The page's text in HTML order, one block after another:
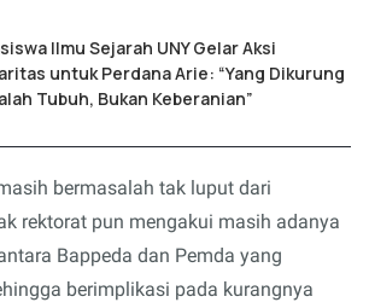
Ilmu Sejarah UNY Gelar Aksi
untuk Perdana Arie: “Yang Dikurung
Tubuh, Bukan Keberanian”
bermasalah tak luput dari
rektorat pun mengakui masih adanya
Bappeda dan Pemda yang
berimplikasi pada kurangnya